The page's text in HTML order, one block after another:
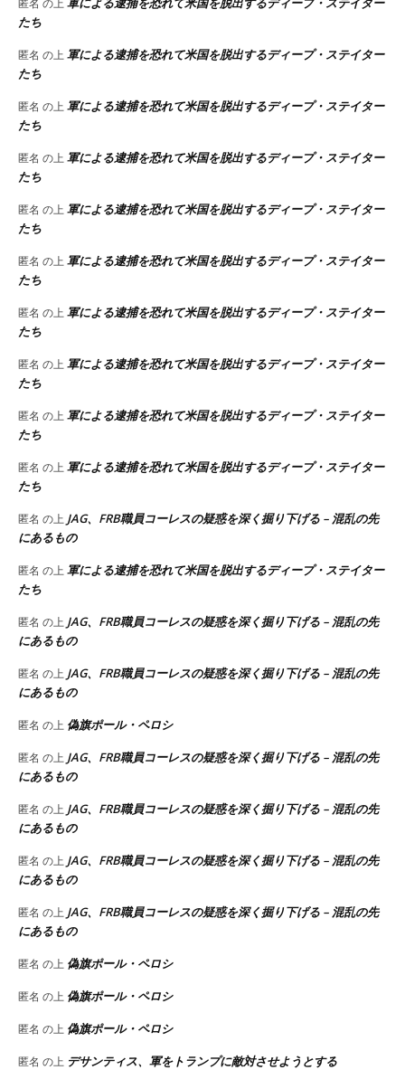
たち
匿名 の上 軍による逮捕を恐れて米国を脱出するディープ・ステイター
たち
匿名 の上 軍による逮捕を恐れて米国を脱出するディープ・ステイター
たち
匿名 の上 軍による逮捕を恐れて米国を脱出するディープ・ステイター
たち
匿名 の上 軍による逮捕を恐れて米国を脱出するディープ・ステイター
たち
匿名 の上 軍による逮捕を恐れて米国を脱出するディープ・ステイター
たち
匿名 の上 軍による逮捕を恐れて米国を脱出するディープ・ステイター
たち
匿名 の上 軍による逮捕を恐れて米国を脱出するディープ・ステイター
たち
匿名 の上 軍による逮捕を恐れて米国を脱出するディープ・ステイター
たち
匿名 の上 軍による逮捕を恐れて米国を脱出するディープ・ステイター
たち
匿名 の上 JAG、FRB職員コーレスの疑惑を深く掘り下げる – 混乱の先
にあるもの
匿名 の上 軍による逮捕を恐れて米国を脱出するディープ・ステイター
たち
匿名 の上 JAG、FRB職員コーレスの疑惑を深く掘り下げる – 混乱の先
にあるもの
匿名 の上 JAG、FRB職員コーレスの疑惑を深く掘り下げる – 混乱の先
にあるもの
匿名 の上 偽旗ポール・ペロシ
匿名 の上 JAG、FRB職員コーレスの疑惑を深く掘り下げる – 混乱の先
にあるもの
匿名 の上 JAG、FRB職員コーレスの疑惑を深く掘り下げる – 混乱の先
にあるもの
匿名 の上 JAG、FRB職員コーレスの疑惑を深く掘り下げる – 混乱の先
にあるもの
匿名 の上 JAG、FRB職員コーレスの疑惑を深く掘り下げる – 混乱の先
にあるもの
匿名 の上 偽旗ポール・ペロシ
匿名 の上 偽旗ポール・ペロシ
匿名 の上 偽旗ポール・ペロシ
匿名 の上 デサンティス、軍をトランプに敵対させようとする